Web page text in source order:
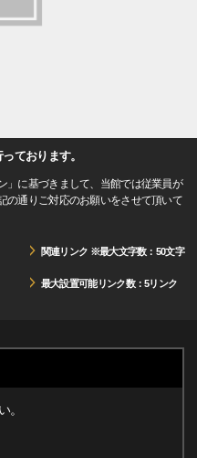
ております。
」に基づきまして、当館では従業員が
の通りご対応のお願いをさせて頂いて
関連リンク ※最大文字数：50文字
最大設置可能リンク数：5リンク
。